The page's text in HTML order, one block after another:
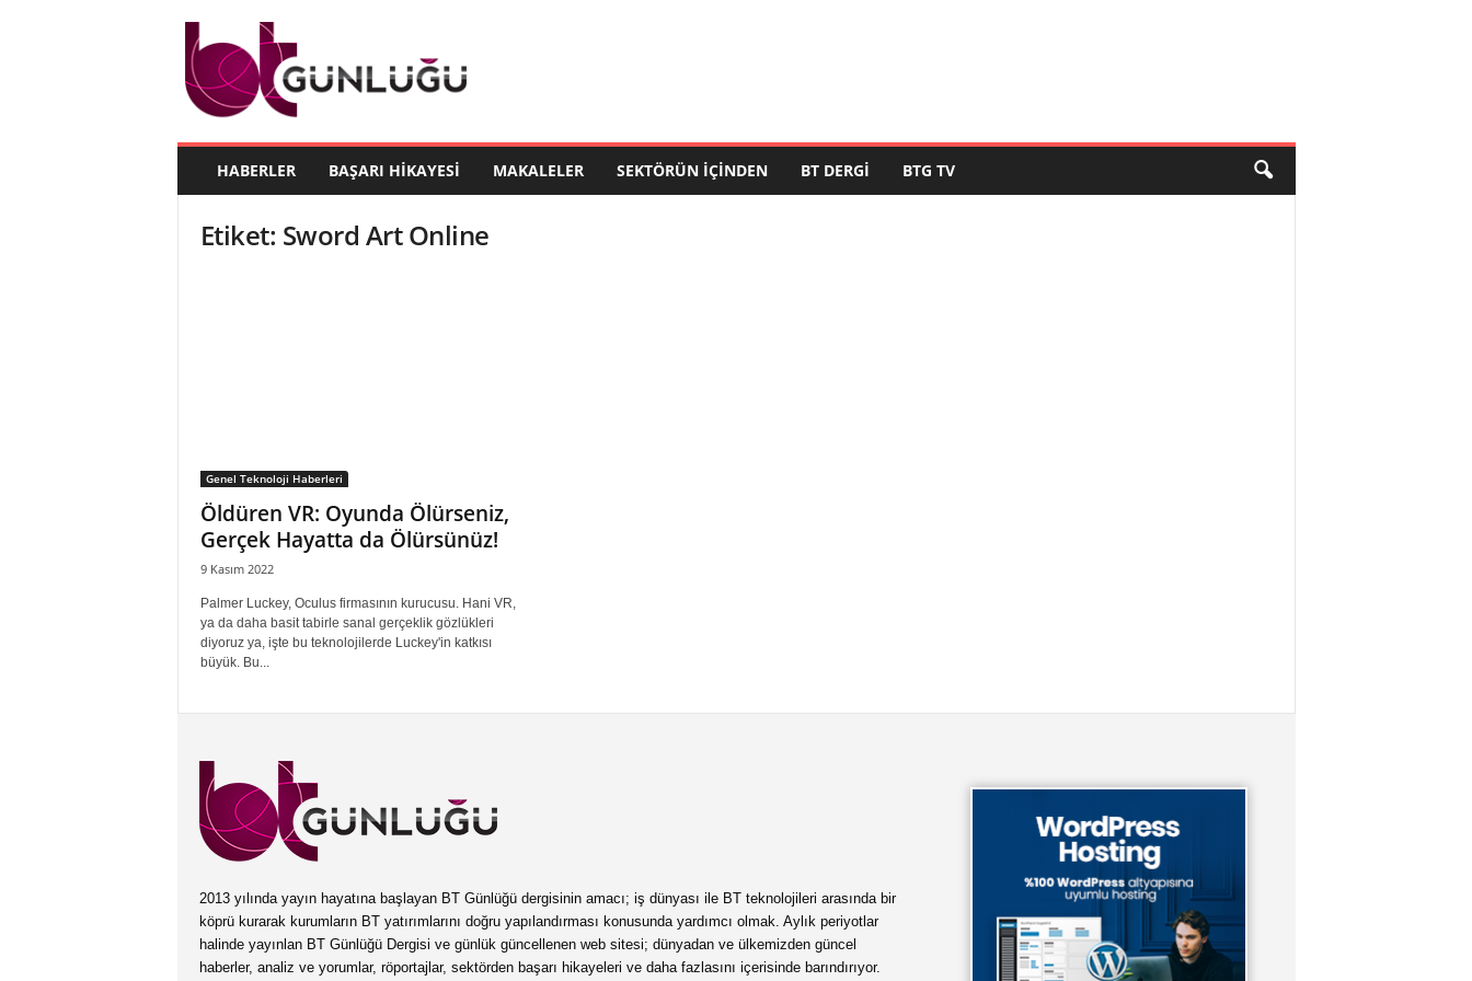
B
HABERLER BAŞARI HIKAYESI MAKALELER SEKTÖRÜN İÇINDEN BT DERGI BTG TV
Etiket: Sword Art Online
Genel Teknoloji Haberleri
Öldüren VR: Oyunda Ölürseniz,
Gerçek Hayatta da Ölürsünüz!
9 Kasım 2022
Palmer Luckey, Oculus firmasının kurucusu. Hani VR,
ya da daha basit tabirle sanal gerçeklik gözlükleri
diyoruz ya, işte bu teknolojilerde Luckey'in katkısı
büyük. Bu...
2013 yılında yayın hayatına başlayan BT Günlüğü dergisinin amacı; iş dünyası ile BT teknolojileri arasında bir
köprü kurarak kurumların BT yatırımlarını doğru yapılandırması konusunda yardımcı olmak. Aylık periyotlar
halinde yayınlan BT Günlüğü Dergisi ve günlük güncellenen web sitesi; dünyadan ve ülkemizden güncel
haberler, analiz ve yorumlar, röportajlar, sektörden başarı hikayeleri ve daha fazlasını içerisinde barındırıyor.